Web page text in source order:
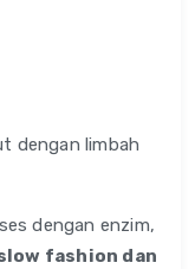
dengan limbah
dengan enzim,
fashion dan